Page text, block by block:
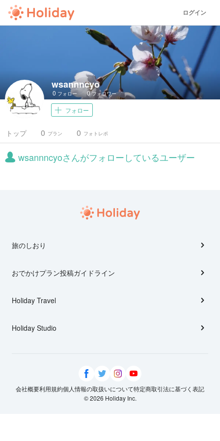
ログイン
wsannncyo
0 フォロー 0フォロワー
フォロー
トップ プラン
0 フォトレポ
0
wsannncyoさんがフォローしているユーザー
旅のしおり
おでかけプラン投稿ガイドライン
Holiday Travel
Holiday Studio
会社概要利用規約個人情報の取扱いについて特定商取引法に基づく表記
© 2026 Holiday Inc.